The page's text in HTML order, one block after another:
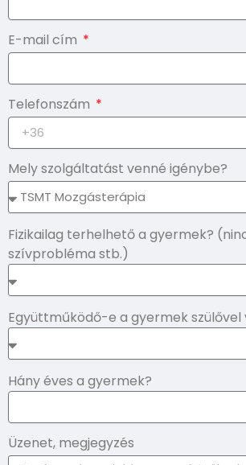
E-mail cím
Telefonszám
Mely szolgáltatást venné igénybe?
Fizikailag terhelhető a gyermek?
szívprobléma stb.)
Együttműködő-e a gyermek szülővel
Hány éves a gyermek?
Üzenet, megjegyzés